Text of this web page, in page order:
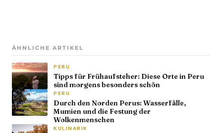
ÄHNLICHE ARTIKEL
PERU
Tipps für Frühaufsteher: Diese Orte in Peru
sind morgens besonders schön
PERU
Durch den Norden Perus: Wasserfälle,
Mumien und die Festung der
Wolkenmenschen
KULINARIK